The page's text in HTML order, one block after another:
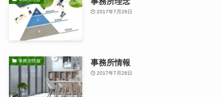
2017年7月26日
事務所情報 事務所情報
2017年7月26日